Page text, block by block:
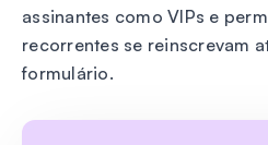
assinantes como VIPs e
recorrentes se reinscrevam
formulário.